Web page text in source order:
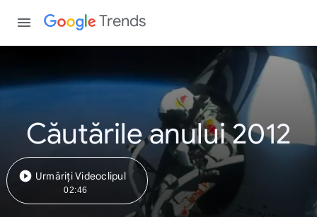
Trends
Căutările anului 2012
Urmăriți Videoclipul
02:46